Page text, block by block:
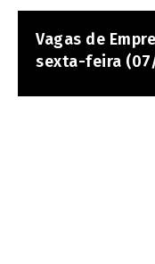
Vagas de
sexta-feira